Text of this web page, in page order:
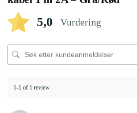
5,0 Vurdering
1-1 of 1 review